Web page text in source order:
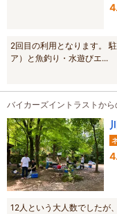
2回目の利用となります。
ア）と魚釣り・水遊びエ...
バイカーズイントラストか
12人という大人数でしたが